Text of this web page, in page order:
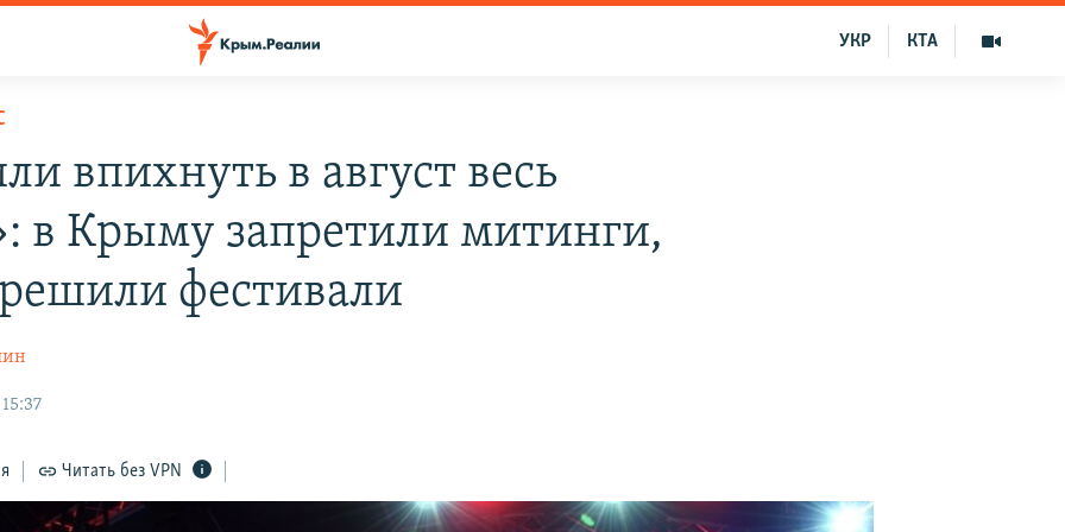
КТА
УКР
впихнуть в август весь
в Крыму запретили митинги,
фестивали
Читать без VPN